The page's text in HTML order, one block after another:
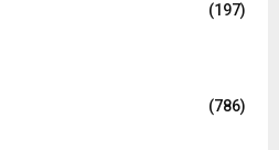
(197)
(786)